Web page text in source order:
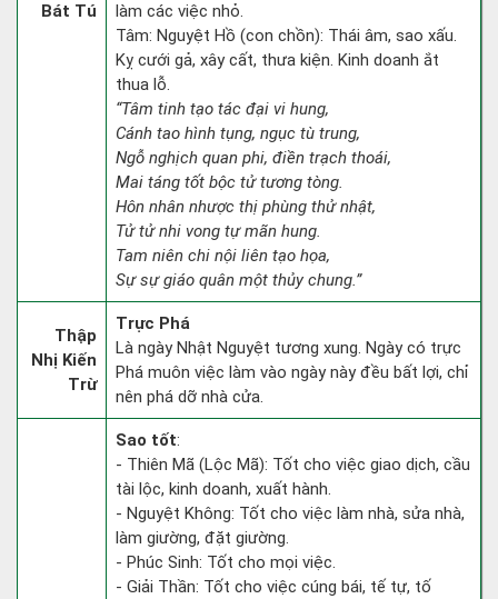
Bát Tú
làm các việc nhỏ.
Tâm: Nguyệt Hồ (con chồn): Thái âm, sao xấu.
Kỵ cưới gả, xây cất, thưa kiện. Kinh doanh ắt
thua lỗ.
“Tâm tinh tạo tác đại vi hung,
Cánh tao hình tụng, ngục tù trung,
Ngỗ nghịch quan phi, điền trạch thoái,
Mai táng tốt bộc tử tương tòng.
Hôn nhân nhược thị phùng thử nhật,
Tử tử nhi vong tự mãn hung.
Tam niên chi nội liên tạo họa,
Sự sự giáo quân một thủy chung.”
Thập
Nhị Kiến
Trừ
Trực Phá
Là ngày Nhật Nguyệt tương xung. Ngày có trực
Phá muôn việc làm vào ngày này đều bất lợi, chỉ
nên phá dỡ nhà cửa.
Sao tốt:
- Thiên Mã (Lộc Mã): Tốt cho việc giao dịch, cầu
tài lộc, kinh doanh, xuất hành.
- Nguyệt Không: Tốt cho việc làm nhà, sửa nhà,
làm giường, đặt giường.
- Phúc Sinh: Tốt cho mọi việc.
- Giải Thần: Tốt cho việc cúng bái, tế tự, tố